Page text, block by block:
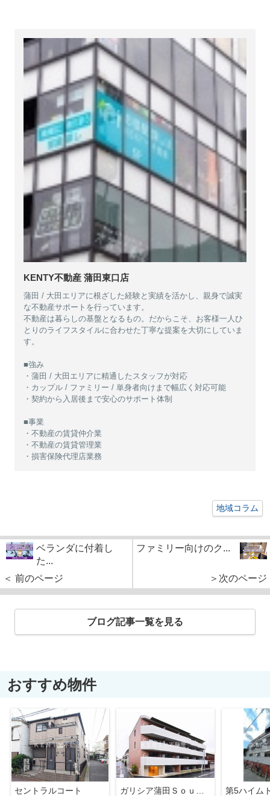
KENTY不動産 蒲田東口店
蒲田 / 大田エリアに根ざした経験と実績を活かし、親身で誠実
な不動産サポートを行っています。
不動産は暮らしの基盤となるもの。だからこそ、お客様一人ひ
とりのライフスタイルに合わせた丁寧な提案を大切にしていま
す。
■強み
・蒲田 / 大田エリアに精通したスタッフが対応
・カップル / ファミリー / 単身者向けまで幅広く対応可能
・契約から入居後まで安心のサポート体制
■事業
・不動産の賃貸仲介業
・不動産の賃貸管理業
・損害保険代理店業務
地域コラム
ベランダに付着し
た...
＜ 前のページ
ファミリー向けのク...
＞次のページ
ブログ記事一覧を見る
おすすめ物件
セントラルコート
第5ハイム